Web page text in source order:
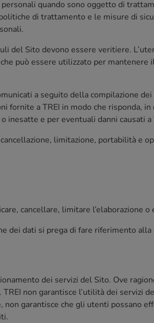
quando sono oggetto di
di trattamento e le misure di
Sito devono essere veritiere.
può essere utilizzato per
a seguito della compilazione
a TREI in modo che risponda,
inesatte e per eventuali danni causati
limitazione, portabilità e
cancellare, limitare l’elaborazione
dei dati si prega di fare riferimento alla
dei servizi del Sito. Ove
non garantisce l’utilità dei servizi
garantisce che gli utenti possano